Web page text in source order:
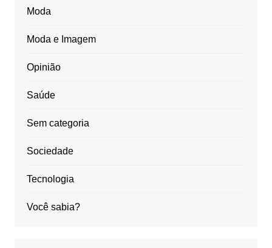
Moda
Moda e Imagem
Opinião
Saúde
Sem categoria
Sociedade
Tecnologia
Você sabia?